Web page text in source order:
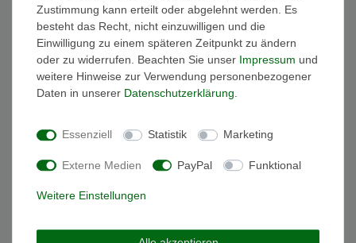
Sicher und Bequem bezahlen
Schneller und sicherer Versand
Zustimmung kann erteilt oder abgelehnt werden. Es
besteht das Recht, nicht einzuwilligen und die
Einwilligung zu einem späteren Zeitpunkt zu ändern
oder zu widerrufen. Beachten Sie unser Impressum und
weitere Hinweise zur Verwendung personenbezogener
Daten in unserer Daten­schutz­erklärung
Essenziell Statistik Marketing
Externe Medien PayPal Funktional
Weitere Einstellungen